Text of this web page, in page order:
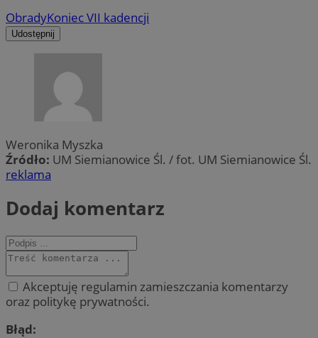
ObradyKoniec VII kadencji
Udostępnij
Weronika Myszka
Źródło: UM Siemianowice Śl. / fot. UM Siemianowice Śl.
reklama
Dodaj komentarz
Akceptuję regulamin zamieszczania komentarzy
oraz politykę prywatności.
Błąd: